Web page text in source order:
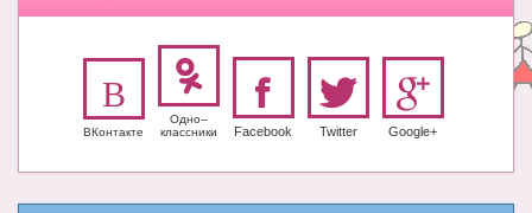
ВКонтакте
Одно-­
класс­ники
Facebook Twitter Google+